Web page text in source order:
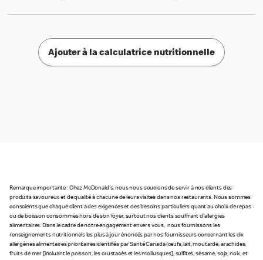
Ajouter à la calculatrice nutritionnelle
Remarque importante : Chez McDonald's, nous nous soucions de servir à nos clients des
produits savoureux et de qualité à chacune de leurs visites dans nos restaurants. Nous sommes
conscients que chaque client a des exigences et des besoins particuliers quant au choix de repas
ou de boisson consommés hors de son foyer, surtout nos clients souffrant d’allergies
alimentaires. Dans le cadre de notre engagement envers vous, nous fournissons les
renseignements nutritionnels les plus à jour énoncés par nos fournisseurs concernant les dix
allergènes alimentaires prioritaires identifiés par Santé Canada (œufs, lait, moutarde, arachides,
fruits de mer [incluant le poisson, les crustacés et les mollusques], sulfites, sésame, soja, noix, et